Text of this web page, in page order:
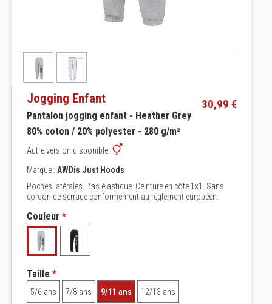
Jogging Enfant 30,99 €
Pantalon jogging enfant - Heather Grey
80% coton / 20% polyester - 280 g/m²
Autre version disponible
Marque : AWDis Just Hoods
Poches latérales. Bas élastique. Ceinture en côte 1x1. Sans
cordon de serrage conformément au règlement européen.
Couleur *
Taille *
5/6 ans 7/8 ans 9/11 ans
12/13 ans